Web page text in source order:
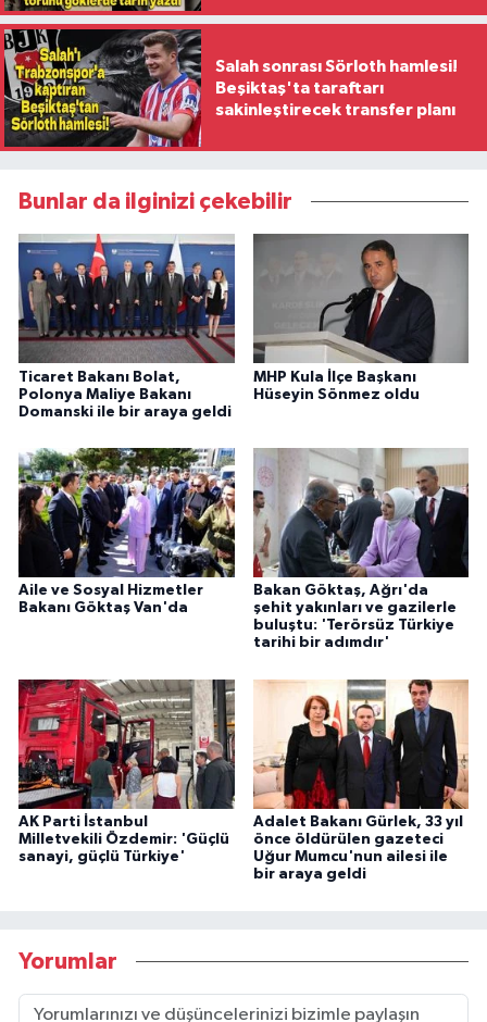
Salah sonrası Sörloth hamlesi!
Beşiktaş'ta taraftarı
sakinleştirecek transfer planı
Bunlar da ilginizi çekebilir
Ticaret Bakanı Bolat,
Polonya Maliye Bakanı
Domanski ile bir araya geldi
MHP Kula İlçe Başkanı
Hüseyin Sönmez oldu
Aile ve Sosyal Hizmetler
Bakanı Göktaş Van'da
Bakan Göktaş, Ağrı'da
şehit yakınları ve gazilerle
buluştu: 'Terörsüz Türkiye
tarihi bir adımdır'
AK Parti İstanbul
Milletvekili Özdemir: 'Güçlü
sanayi, güçlü Türkiye'
Adalet Bakanı Gürlek, 33 yıl
önce öldürülen gazeteci
Uğur Mumcu'nun ailesi ile
bir araya geldi
Yorumlar